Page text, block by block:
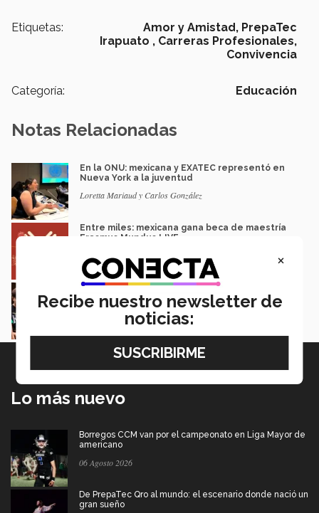
Etiquetas: Amor y Amistad, PrepaTec
Irapuato , Carreras Profesionales,
Convivencia
Categoría: Educación
Notas Relacionadas
En la ONU: mexicana y EXATEC representó en
Nueva York a la juventud
Loretta Mariaud y Carlos González
Entre miles: mexicana gana beca de maestría
Erasmus Mundus LIVE
Estudiantes de 5 campus Tec impulsan
proyectos en la Sierra Tarahumara
Juan José Flores Nava
Lo más nuevo
Borregos CCM van por el campeonato en Liga Mayor de
americano
06 Agosto 2026
De PrepaTec Qro al mundo: el escenario donde nació un
gran sueño
×
Recibe nuestro newsletter de
noticias: